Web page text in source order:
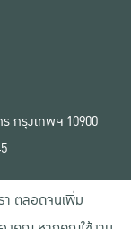
กรุงเทพฯ 10900
า ตลอดจนเพิ่ม